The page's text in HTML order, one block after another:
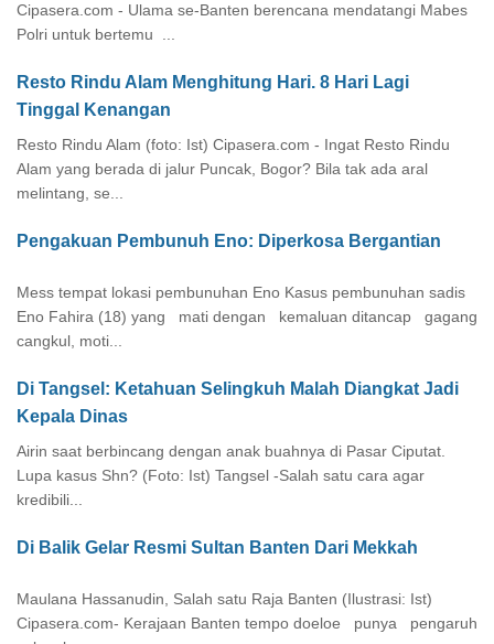
Cipasera.com - Ulama se-Banten berencana mendatangi Mabes
Polri untuk bertemu ...
Resto Rindu Alam Menghitung Hari. 8 Hari Lagi
Tinggal Kenangan
Resto Rindu Alam (foto: Ist) Cipasera.com - Ingat Resto Rindu
Alam yang berada di jalur Puncak, Bogor? Bila tak ada aral
melintang, se...
Pengakuan Pembunuh Eno: Diperkosa Bergantian
Mess tempat lokasi pembunuhan Eno Kasus pembunuhan sadis
Eno Fahira (18) yang mati dengan kemaluan ditancap gagang
cangkul, moti...
Di Tangsel: Ketahuan Selingkuh Malah Diangkat Jadi
Kepala Dinas
Airin saat berbincang dengan anak buahnya di Pasar Ciputat.
Lupa kasus Shn? (Foto: Ist) Tangsel -Salah satu cara agar
kredibili...
Di Balik Gelar Resmi Sultan Banten Dari Mekkah
Maulana Hassanudin, Salah satu Raja Banten (Ilustrasi: Ist)
Cipasera.com- Kerajaan Banten tempo doeloe punya pengaruh